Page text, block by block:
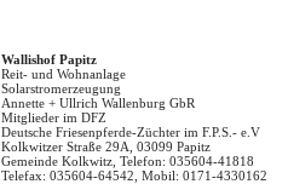
Wallishof Papitz
Reit- und Wohnanlage
Solarstromerzeugung
Annette + Ullrich Wallenburg GbR
Mitglieder im DFZ
Deutsche Friesenpferde-Züchter im F.P.S.- e.V
Kolkwitzer Straße 29A, 03099 Papitz
Gemeinde Kolkwitz, Telefon: 035604-41818
Telefax: 035604-64542, Mobil: 0171-4330162